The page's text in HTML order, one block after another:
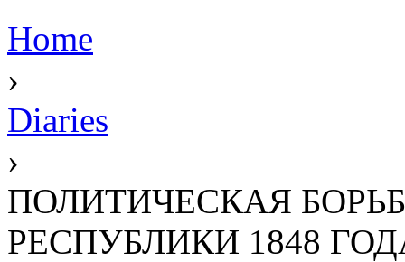
Home
›
Diaries
›
ПОЛИТИЧЕСКАЯ
РЕСПУБЛИКИ 1848